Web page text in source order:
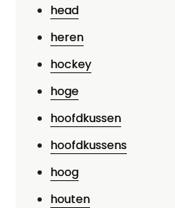
head
heren
hockey
hoge
hoofdkussen
hoofdkussens
hoog
houten